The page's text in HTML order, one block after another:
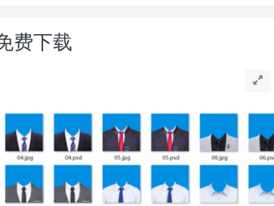
费下载